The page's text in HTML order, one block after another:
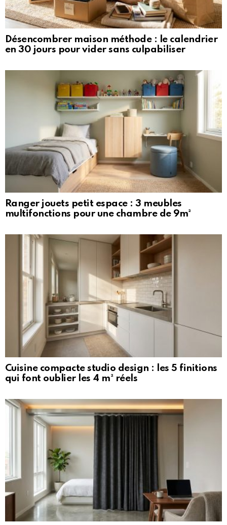
Désencombrer maison méthode : le calendrier
en 30 jours pour vider sans culpabiliser
Ranger jouets petit espace : 3 meubles
multifonctions pour une chambre de 9m²
Cuisine compacte studio design : les 5 finitions
qui font oublier les 4 m² réels